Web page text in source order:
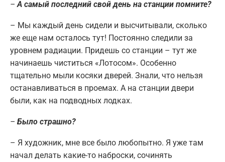
– А самый последний свой день на станции помните?
– Мы каждый день сидели и высчитывали, сколько
же еще нам осталось тут! Постоянно следили за
уровнем радиации. Придешь со станции – тут же
начинаешь чиститься «Лотосом». Особенно
тщательно мыли косяки дверей. Знали, что нельзя
останавливаться в проемах. А на станции двери
были, как на подводных лодках.
– Было страшно?
– Я художник, мне все было любопытно. Я уже там
начал делать какие-то наброски, сочинять